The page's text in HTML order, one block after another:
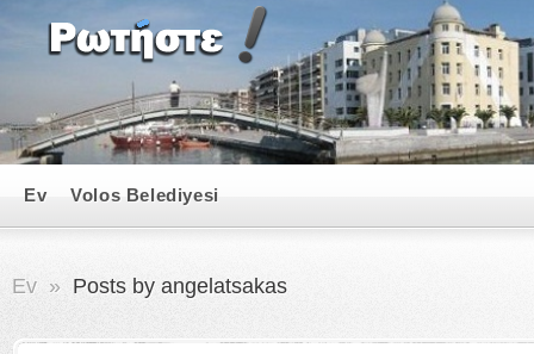
Ev Volos Belediyesi
Ev » Posts by angelatsakas